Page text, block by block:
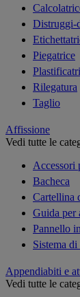
Distruggi-
Piegatrice
Rilegatura
Taglio
Affissione
Vedi tutte le
Accessori
Bacheca
Cartellina
Guida per
Pannello
Sistema
Appendiabiti e
Vedi tutte le